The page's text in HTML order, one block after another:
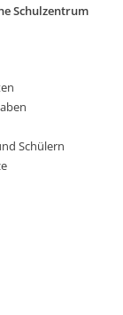
Schulzentrum
Schülern